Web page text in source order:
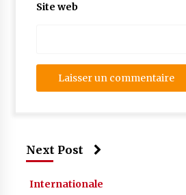
Site web
Next Post
Internationale